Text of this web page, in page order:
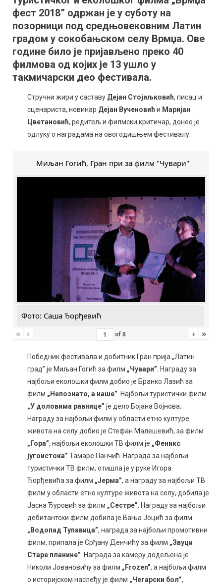
фест 2018” одржан је у суботу на
позорници под средњовековним Латин
градом у сокобањском селу Врмџа. Ове
године било је пријављено преко 40
филмова од којих је 13 ушло у
такмичарски део фестивала.
Стручни жири у саставу Дејан Стојиљковић, писац и
сценариста, новинар Дејан Вученовић и Маријан
Цветановић, редитељ и филмски критичар, донео је
одлуку о наградама на овогодишњем фестивалу.
Миљан Гогић, Гран при за филм "Чувари"
Фото: Саша Ђорђевић
«
‹ of8 › »
Победник фестивала и добитник Гран прија „Латин
град” је Миљан Гогић за филм „Чувари” . Награду за
најбољи еколошки филм добио је Бранко Лазић за
филм „Непознато, а наше” . Најбољи туристички филм
„У доловима равнице” је дело Бојана Војнова.
Награду за најбољи филм у области етно културе
живота на селу добио је Стефан Малешевић, за филм
„Гора”, најбољи еколошки ТВ филм је „Феникс
југоистока” Тамаре Панчић. Награда за најбољи
туристички ТВ филм, отишла је у руке Игора
Ђорђевића за филм „Јерма”, а награду за најбољи ТВ
филм у области етно културе живота на селу, добила је
Јасна Ђуровић за филм „Сестре” . Награду за најбољи
дебитантски филм добила је Вања Јоцић за филм
„Водопад Тупавица”, награда за најбољи промотивни
филм, припала је Срђану Денчићу за филм „Звуци
Старе планине” . Награда за камеру додељена је
Николи Јовановићу за филм „Frozen”, а најбољи филм
о историјском наслеђу је филм „Чегарски бол”,